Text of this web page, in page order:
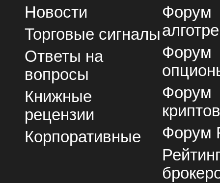
Новости
Торговые сигналы
Ответы на
вопросы
Книжные
рецензии
Корпоративные
Форум
Форум
Форум
Форум